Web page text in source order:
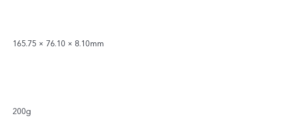
165.75 × 76.10 × 8.10mm
200g